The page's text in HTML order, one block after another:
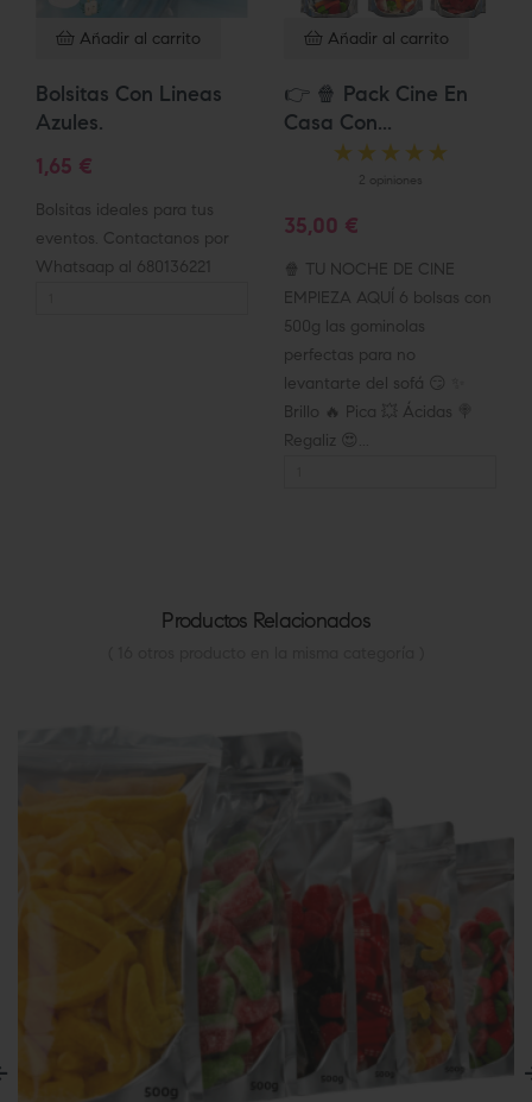
Añadir al carrito
Bolsitas Con Lineas
Azules.
1,65 €
Bolsitas ideales para tus
eventos. Contactanos por
Whatsaap al 680136221
Añadir al carrito
👉 🍿 Pack Cine En
Casa Con...
2 opiniones
35,00 €
🍿 TU NOCHE DE CINE
EMPIEZA AQUÍ 6 bolsas con
500g las gominolas
perfectas para no
levantarte del sofá 😏 ✨
Brillo 🔥 Pica 💥 Ácidas 🍭
Regaliz 😍...
Productos Relacionados